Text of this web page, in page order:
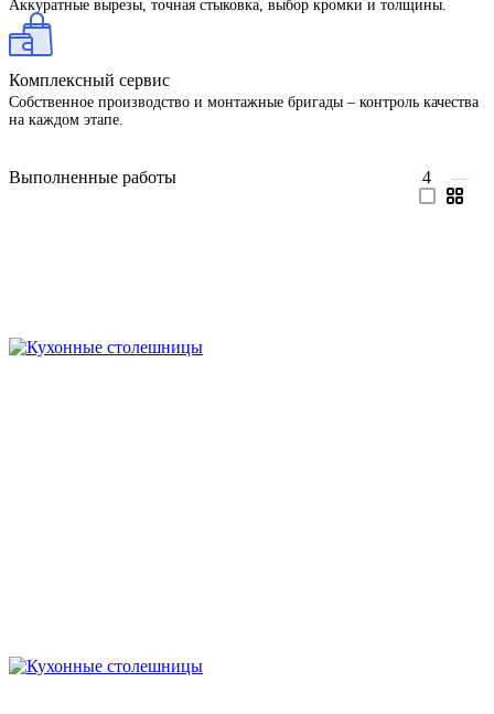
Аккуратные вырезы, точная стыковка, выбор кромки и толщины.
Комплексный сервис
Собственное производство и монтажные бригады – контроль качества
на каждом этапе.
Выполненные работы 4 —